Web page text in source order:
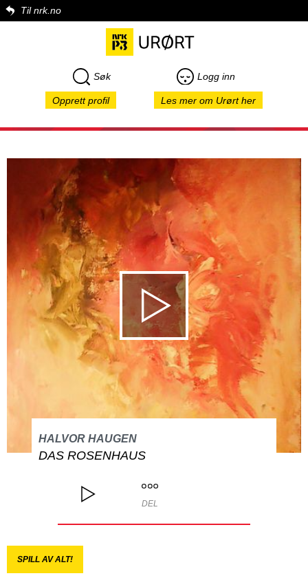
Til nrk.no
Søk Logg inn
Opprett profil Les mer om Urørt her
HALVOR HAUGEN
DAS ROSENHAUS
DEL
SPILL AV ALT!